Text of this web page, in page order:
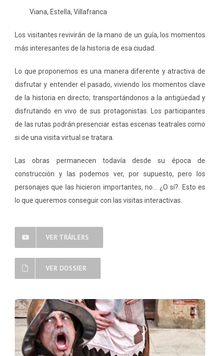
Viana, Estella, Villafranca
Los visitantes revivirán de la mano de un guía, los momentos
más interesantes de la historia de esa ciudad.
Lo que proponemos es una manera diferente y atractiva de
disfrutar y entender el pasado, viviendo los momentos clave
de la historia en directo; transportándonos a la antigüedad y
disfrutando en vivo de sus protagonistas. Los participantes
de las rutas podrán presenciar estas escenas teatrales como
si de una visita virtual se tratara.
Las obras permanecen todavía desde su época de
construcción y las podemos ver, por supuesto, pero los
personajes que las hicieron importantes, no… ¿O sí?. Esto es
lo que queremos conseguir con las visitas interactivas.
VER TRÁILERS
VER DOSSIER